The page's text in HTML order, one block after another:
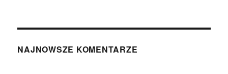
NAJNOWSZE KOMENTARZE